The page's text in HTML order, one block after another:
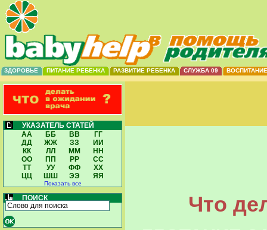
ЗДОРОВЬЕ ПИТАНИЕ РЕБЕНКА РАЗВИТИЕ РЕБЕНКА СЛУЖБА 09 ВОСПИТАНИЕ
УКАЗАТЕЛЬ СТАТЕЙ
АА
ББ ВВ
ГГ
ДД
ЖЖ ЗЗ
ИИ
КК
ЛЛ ММ
НН
ОО
ПП РР
СС
ТТ
УУ ФФ
ХХ
ЦЦ
ШШ ЭЭ ЯЯ
Показать все
ПОИСК Что